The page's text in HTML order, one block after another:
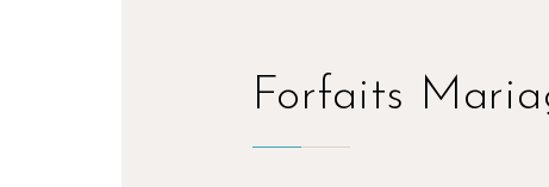
Forfaits